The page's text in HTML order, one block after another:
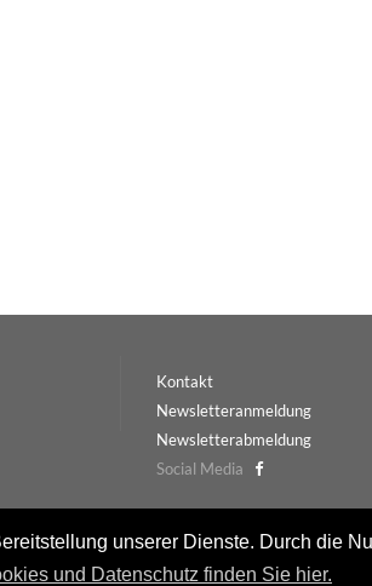
unserer Dienste. Durch die
und Datenschutz finden Sie hier.
Kontakt
Newsletteranmeldung
Newsletterabmeldung
Social Media